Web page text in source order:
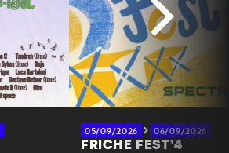
05/09/2026 06/09/2026
FRICHE FEST’4